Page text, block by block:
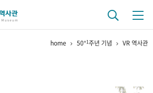
사
home 50+1주년 기념 VR 역사관